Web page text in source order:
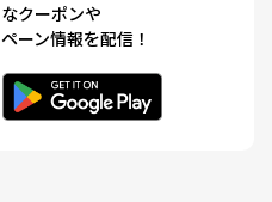
クーポンや
ーン情報を配信！